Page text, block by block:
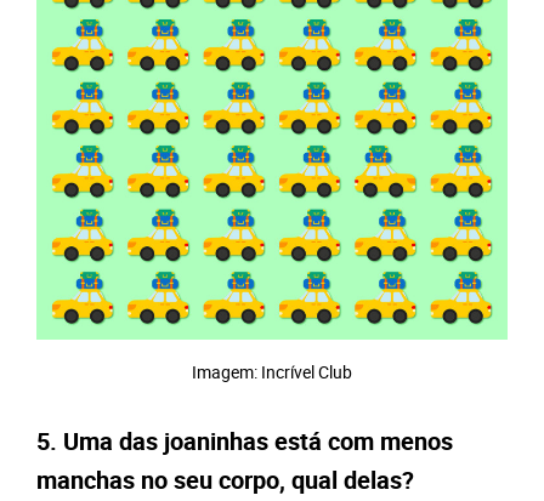
Imagem: Incrível Club
5. Uma das joaninhas está com menos
manchas no seu corpo, qual delas?